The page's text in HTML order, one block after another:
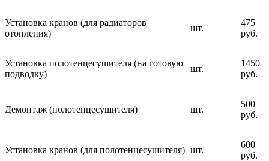
Установка кранов (для радиаторов
отопления)
шт.
475
руб.
Установка полотенцесушителя (на готовую
подводку)
шт.
1450
руб.
Демонтаж (полотенцесушителя) шт.
500
руб.
Установка кранов (для полотенцесушителя) шт.
600
руб.